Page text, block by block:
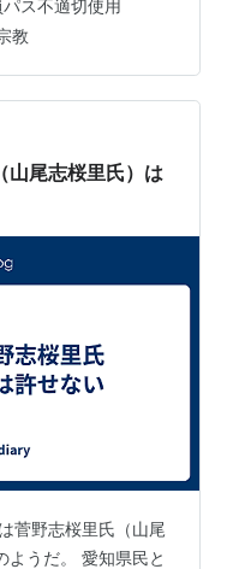
選挙で当選の見込
責任を果たさずに
は自分のイメージが
信するのは卑怯で
ス不適切使用
教
尾志桜里氏）は
菅野志桜里氏（山尾
ようだ。 愛知県民と